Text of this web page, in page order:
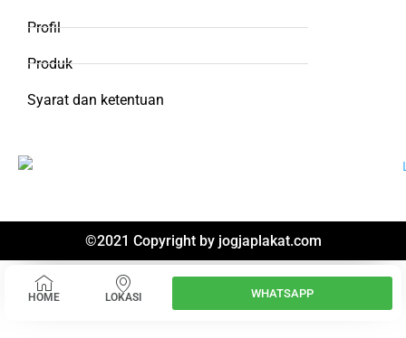
Profil
Produk
Syarat dan ketentuan
©2021 Copyright by jogjaplakat.com
HOME LOKASI WHATSAPP